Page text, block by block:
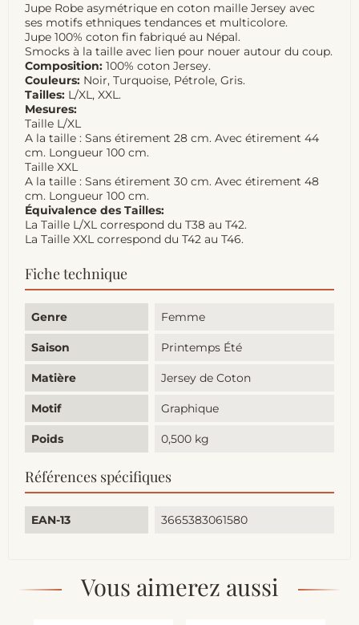
Jupe Robe asymétrique en coton maille Jersey avec
ses motifs ethniques tendances et multicolore.
Jupe 100% coton fin fabriqué au Népal.
Smocks à la taille avec lien pour nouer autour du coup.
Composition: 100% coton Jersey.
Couleurs: Noir, Turquoise, Pétrole, Gris.
Tailles: L/XL, XXL.
Mesures:
Taille L/XL
A la taille : Sans étirement 28 cm. Avec étirement 44
cm. Longueur 100 cm.
Taille XXL
A la taille : Sans étirement 30 cm. Avec étirement 48
cm. Longueur 100 cm.
Équivalence des Tailles:
La Taille L/XL correspond du T38 au T42.
La Taille XXL correspond du T42 au T46.
Fiche technique
Genre Femme
Saison Printemps Été
Matière Jersey de Coton
Motif Graphique
Poids 0,500 kg
Références spécifiques
EAN-13 3665383061580
Vous aimerez aussi